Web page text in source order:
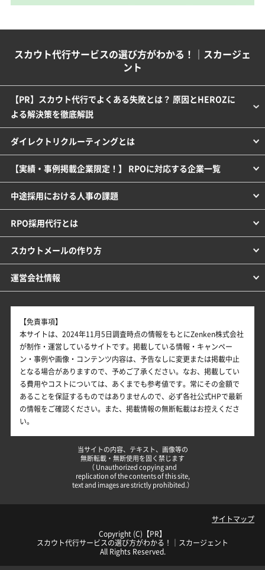
スカウト代行サービスの選び方がわかる！｜スカージェ
ント
【PR】スカウト代行でよくある失敗とは？ 原因とHEROZに
よる解決策を徹底解説
ダイレクトリクルーティングとは
【実績・事例掲載企業限定！】 RPOに対応する企業一覧
中途採用における人事の課題
RPO採用代行とは
スカウトメールの作り方
運営会社情報
【免責事項】
本サイトは、2024年11月5日調査時点の情報をもとにZenken株式会社
が制作・運営しているサイトです。掲載している情報・キャンペー
ン・事例や画像・コンテンツ内容は、予告なしに変更または掲載中止
となる場合がありますので、予めご了承ください。なお、掲載してい
る費用やコストについては、あくまでも参考値です。常にその金額で
あることを保証するものではありませんので、必ず各社公式HPで最新
の情報をご確認ください。また、掲載情報の無断転載はお控えくださ
い。
当サイトの内容、テキスト、画像等の
無断転載・無断使用を固く禁じます
（ Unauthorized copying and
replication of the contents of this site,
text and images are strictly prohibited.）
サイトマップ
Copyright (C)【PR】
スカウト代行サービスの選び方がわかる！｜スカージェント
All Rights Reserved.